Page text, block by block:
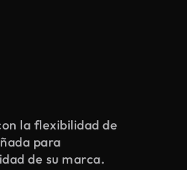
la flexibilidad de
para
de su marca.